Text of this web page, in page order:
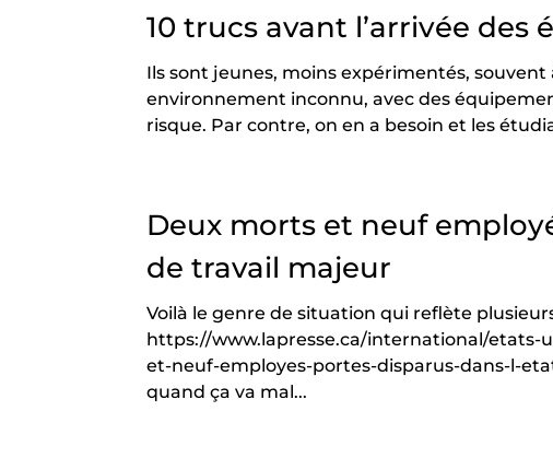
10 trucs avant l’arrivée
Ils sont jeunes, moins expérimentés,
environnement inconnu, avec des
risque. Par contre, on en a besoin et les
Deux morts et neuf
de travail majeur
Voilà le genre de situation qui reflète
https://www.lapresse.ca/international/etats-
et-neuf-employes-portes-disparus-dans-l-
quand ça va mal...